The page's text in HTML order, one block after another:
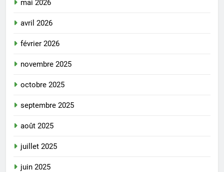
mai 2026
avril 2026
février 2026
novembre 2025
octobre 2025
septembre 2025
août 2025
juillet 2025
juin 2025